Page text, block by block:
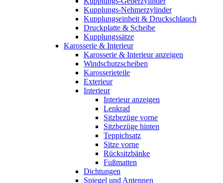
Kupplungs-Nehmerzylinder
Kupplungseinheit & Druckschlauch
Druckplatte & Scheibe
Kupplungssätze
Karosserie & Interieur
Karosserie & Interieur anzeigen
Windschutzscheiben
Karosserieteile
Exterieur
Interieur
Interieur anzeigen
Lenkrad
Sitzbezüge vorne
Sitzbezüge hinten
Teppichsatz
Sitze vorne
Rücksitzbänke
Fußmatten
Dichtungen
Spiegel und Antennen